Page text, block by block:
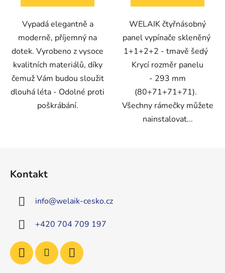
Vypadá elegantně a
moderně, příjemný na
dotek. Vyrobeno z vysoce
kvalitních materiálů, díky
čemuž Vám budou sloužit
dlouhá léta - Odolné proti
poškrábání.
WELAIK čtyřnásobný
panel vypínače skleněný
1+1+2+2 - tmavě šedý
Krycí rozměr panelu
- 293 mm
(80+71+71+71).
Všechny rámečky můžete
nainstalovat...
Kontakt
info@welaik-cesko.cz
+420 704 709 197